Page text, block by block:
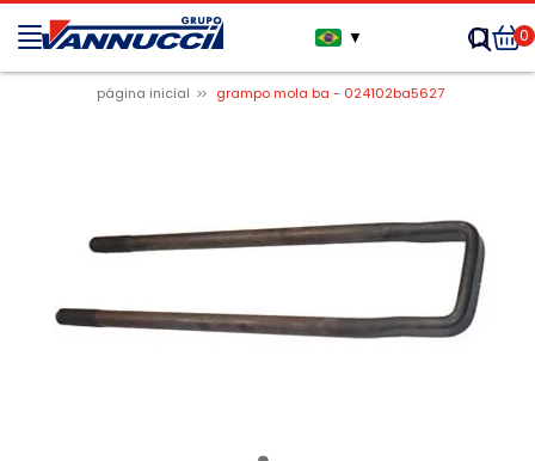
▼ 0
página inicial grampo mola ba - 024102ba5627